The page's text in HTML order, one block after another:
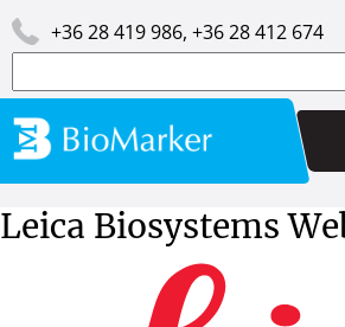
Ugrás
Image+36 28 419 986, +36 28 412 674
Leica Biosystems